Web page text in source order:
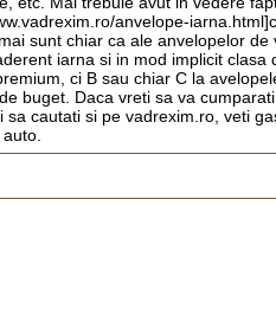
anvelope-
sunt chiar ca ale anvelopelor de
iarna si in mod implicit clasa
ci B sau chiar C la
buget. Daca vreti sa va
sa cautati si pe vadrexim.ro, veti